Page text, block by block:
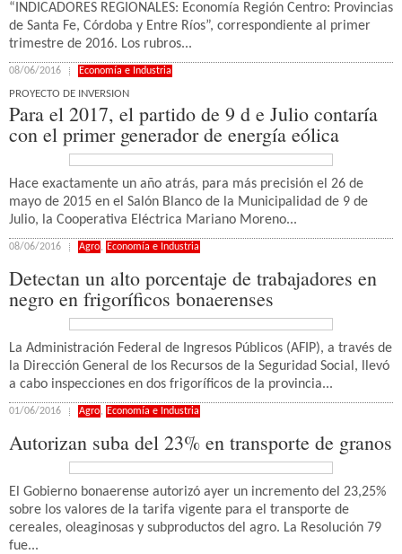
“INDICADORES REGIONALES: Economía Región Centro: Provincias
de Santa Fe, Córdoba y Entre Ríos”, correspondiente al primer
trimestre de 2016. Los rubros...
08/06/2016 Economía e Industria
PROYECTO DE INVERSION
Para el 2017, el partido de 9 d e Julio contaría
con el primer generador de energía eólica
Hace exactamente un año atrás, para más precisión el 26 de
mayo de 2015 en el Salón Blanco de la Municipalidad de 9 de
Julio, la Cooperativa Eléctrica Mariano Moreno...
08/06/2016 Agro, Economía e Industria
Detectan un alto porcentaje de trabajadores en
negro en frigoríficos bonaerenses
La Administración Federal de Ingresos Públicos (AFIP), a través de
la Dirección General de los Recursos de la Seguridad Social, llevó
a cabo inspecciones en dos frigoríficos de la provincia...
01/06/2016 Agro, Economía e Industria
Autorizan suba del 23% en transporte de granos
El Gobierno bonaerense autorizó ayer un incremento del 23,25%
sobre los valores de la tarifa vigente para el transporte de
cereales, oleaginosas y subproductos del agro. La Resolución 79
fue...